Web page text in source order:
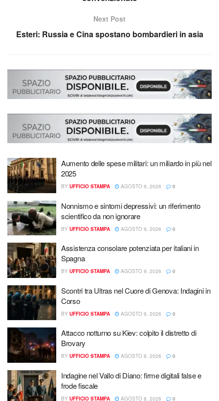
Next Post
Esteri: Russia e Cina spostano bombardieri in asia
Aumento delle spese militari: un miliardo in più nel
2025
BY UFFICIO STAMPA AGOSTO 9, 2026 0
Nonnismo e sintomi depressivi: un riferimento
scientifico da non ignorare
BY UFFICIO STAMPA AGOSTO 9, 2026 0
Assistenza consolare potenziata per italiani in
Spagna
BY UFFICIO STAMPA AGOSTO 9, 2026 0
Scontri tra Ultras nel Cuore di Genova: Indagini in
Corso
BY UFFICIO STAMPA AGOSTO 9, 2026 0
Attacco notturno su Kiev: colpito il distretto di
Brovary
BY UFFICIO STAMPA AGOSTO 8, 2026 0
Indagine nel Vallo di Diano: firme digitali false e
frode fiscale
BY UFFICIO STAMPA AGOSTO 8, 2026 0